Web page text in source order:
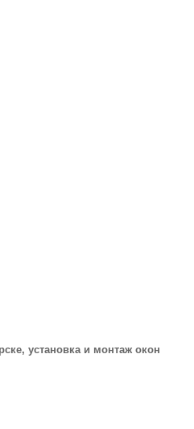
установка и монтаж окон